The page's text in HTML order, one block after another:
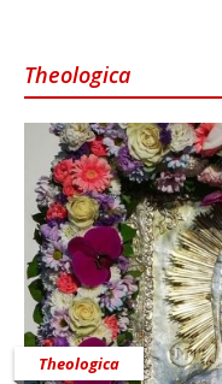
Theologica
Theologica